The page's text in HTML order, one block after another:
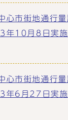
心市街地通行量
年10月8日実
心市街地通行量
3年6月27日実